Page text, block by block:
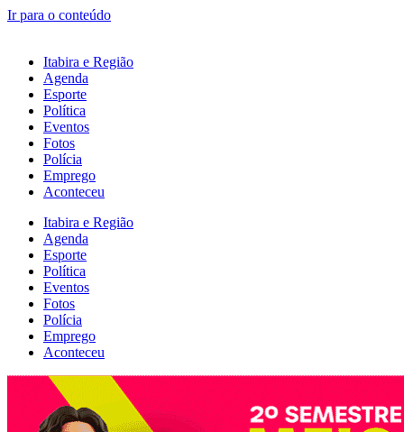
Ir para o conteúdo
Itabira e Região
Agenda
Esporte
Política
Eventos
Fotos
Polícia
Emprego
Aconteceu
Itabira e Região
Agenda
Esporte
Política
Eventos
Fotos
Polícia
Emprego
Aconteceu